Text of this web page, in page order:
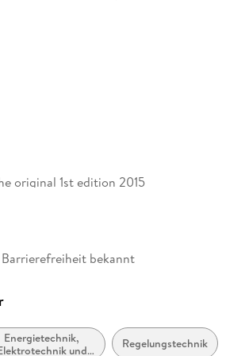
Lab Sessions. - Module 3: Lab
original 1st edition 2015
bekannt
Energietechnik,
und
Regelungstechnik